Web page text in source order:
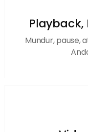
Playback,
Mundur, pause,